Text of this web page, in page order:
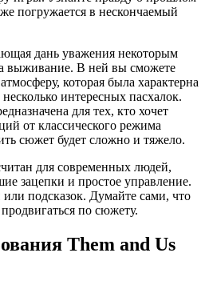
погружается в нескончаемый
дань уважения некоторым
выживание. В ней вы сможете
которая была характерна
интересных пасхалок.
для тех, кто хочет
от классического режима
сюжет будет сложно и тяжело.
для современных людей,
зацепки и простое управление.
подсказок. Думайте сами, что
по сюжету.
Them and Us